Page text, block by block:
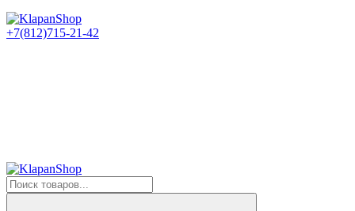
+7(812)715-21-42